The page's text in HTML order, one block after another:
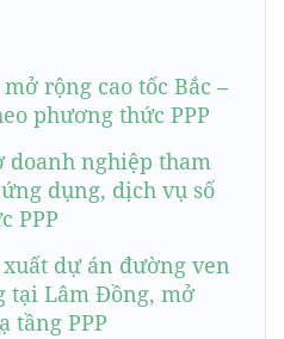
rộng cao tốc Bắc –
phương thức PPP
doanh nghiệp tham
dụng, dịch vụ số
PPP
dự án đường ven
tại Lâm Đồng, mở
tầng PPP